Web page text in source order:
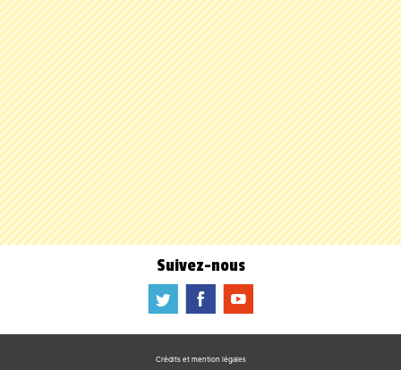
Suivez-nous
a b f
Crédits et mention légales